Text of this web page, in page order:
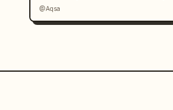
@Aqsa